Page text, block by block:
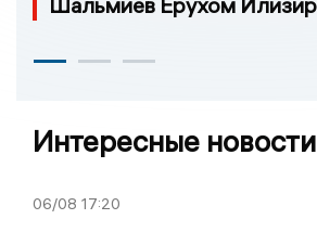
Интересные новости
06/08 17:20